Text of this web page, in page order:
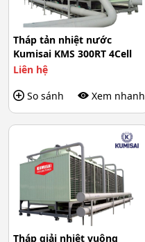
Tháp tản nhiệt nước
Kumisai KMS 300RT 4Cell
Liên hệ
So sánh
Xem nhanh
Tháp giải nhiệt vuông